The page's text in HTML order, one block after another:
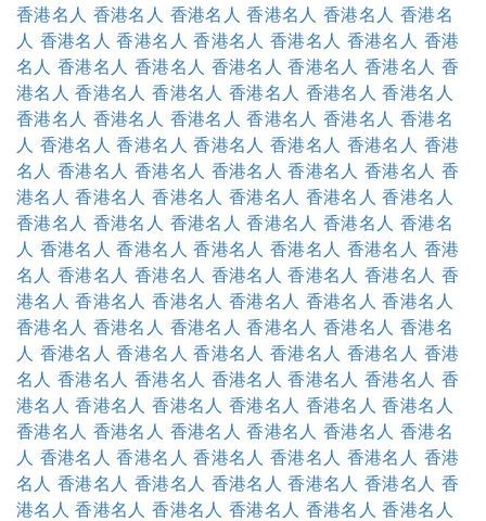
香港名人 香港名人 香港名人 香港名人 香港名人 香港名
人 香港名人 香港名人 香港名人 香港名人 香港名人 香港
名人 香港名人 香港名人 香港名人 香港名人 香港名人 香
港名人 香港名人 香港名人 香港名人 香港名人 香港名人
香港名人 香港名人 香港名人 香港名人 香港名人 香港名
人 香港名人 香港名人 香港名人 香港名人 香港名人 香港
名人 香港名人 香港名人 香港名人 香港名人 香港名人 香
港名人 香港名人 香港名人 香港名人 香港名人 香港名人
香港名人 香港名人 香港名人 香港名人 香港名人 香港名
人 香港名人 香港名人 香港名人 香港名人 香港名人 香港
名人 香港名人 香港名人 香港名人 香港名人 香港名人 香
港名人 香港名人 香港名人 香港名人 香港名人 香港名人
香港名人 香港名人 香港名人 香港名人 香港名人 香港名
人 香港名人 香港名人 香港名人 香港名人 香港名人 香港
名人 香港名人 香港名人 香港名人 香港名人 香港名人 香
港名人 香港名人 香港名人 香港名人 香港名人 香港名人
香港名人 香港名人 香港名人 香港名人 香港名人 香港名
人 香港名人 香港名人 香港名人 香港名人 香港名人 香港
名人 香港名人 香港名人 香港名人 香港名人 香港名人 香
港名人 香港名人 香港名人 香港名人 香港名人 香港名人